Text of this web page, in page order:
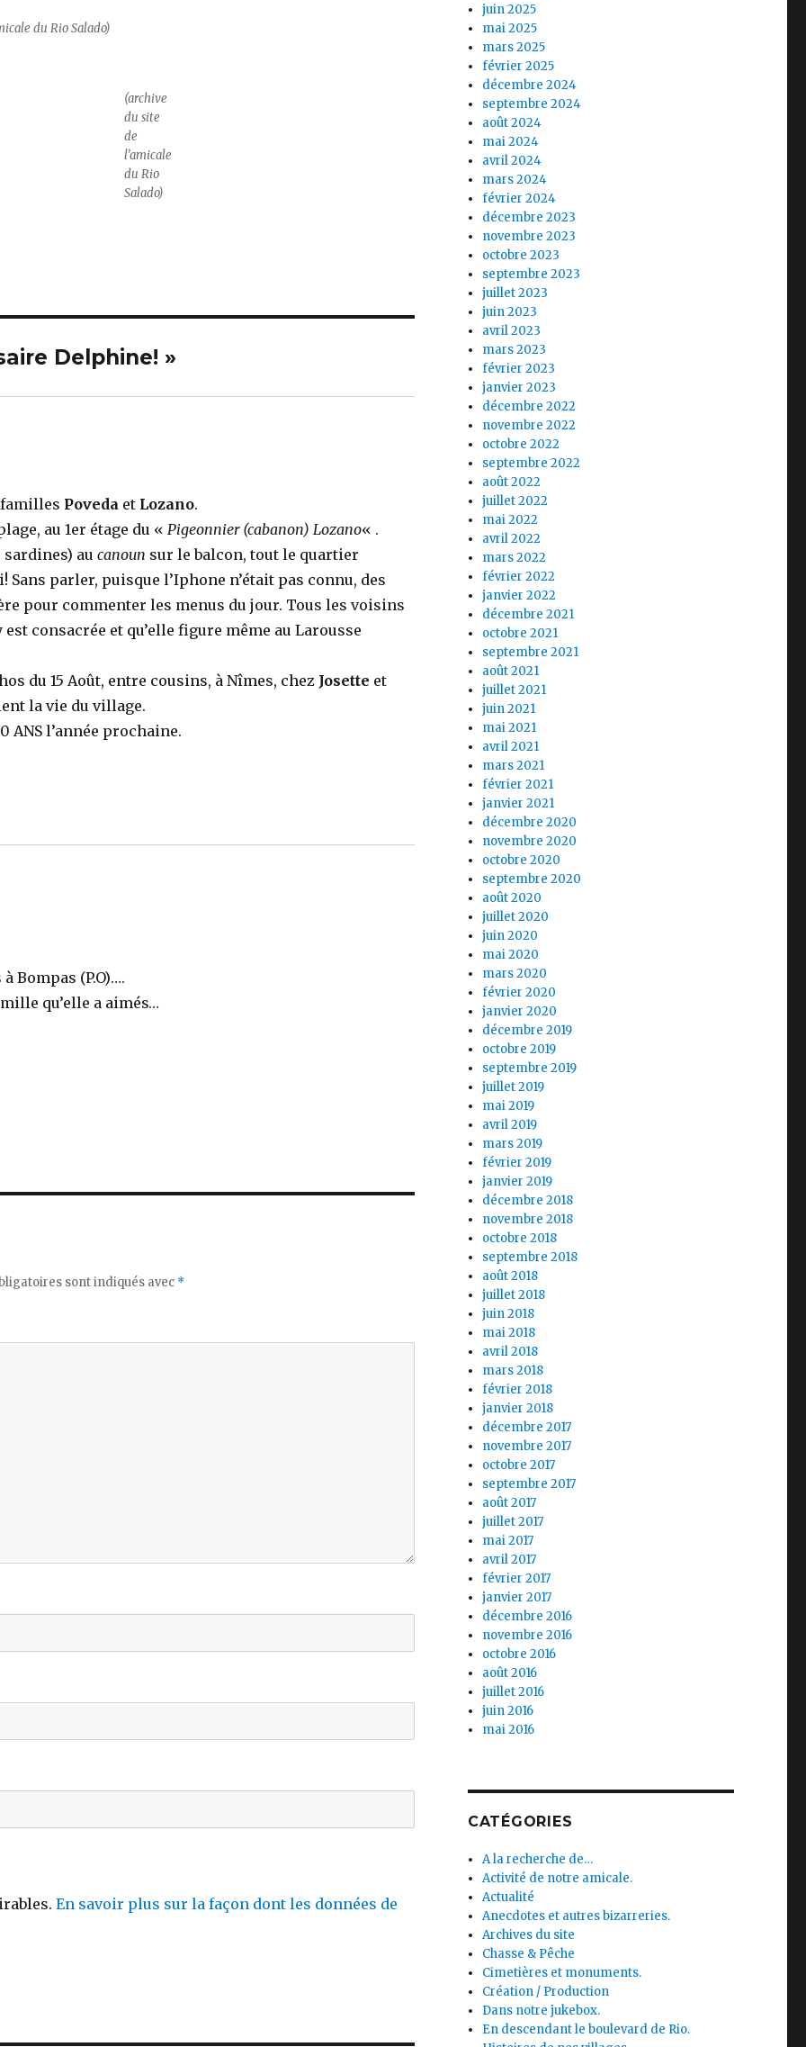
du Rio Salado)
(archive
du site
de
l’amicale
du Rio
Salado)
Delphine! »
familles Poveda et Lozano.
au 1er étage du «Pigeonnier (cabanon) Lozano« .
sardines) aucanoun sur le balcon, tout le quartier
parler, puisque l’Iphone n’était pas connu, des
pour commenter les menus du jour. Tous les voisins
consacrée et qu’elle figure même au Larousse
du 15 Août, entre cousins, à Nîmes, chez Josette et
la vie du village.
ANS l’année prochaine.
Bompas (P.O)….
qu’elle a aimés…
sont indiqués avec *
En savoir plus sur la façon dont les données de
juin 2025
mai 2025
mars 2025
février 2025
décembre 2024
septembre 2024
août 2024
mai 2024
avril 2024
mars 2024
février 2024
décembre 2023
novembre 2023
octobre 2023
septembre 2023
juillet 2023
juin 2023
avril 2023
mars 2023
février 2023
janvier 2023
décembre 2022
novembre 2022
octobre 2022
septembre 2022
août 2022
juillet 2022
mai 2022
avril 2022
mars 2022
février 2022
janvier 2022
décembre 2021
octobre 2021
septembre 2021
août 2021
juillet 2021
juin 2021
mai 2021
avril 2021
mars 2021
février 2021
janvier 2021
décembre 2020
novembre 2020
octobre 2020
septembre 2020
août 2020
juillet 2020
juin 2020
mai 2020
mars 2020
février 2020
janvier 2020
décembre 2019
octobre 2019
septembre 2019
juillet 2019
mai 2019
avril 2019
mars 2019
février 2019
janvier 2019
décembre 2018
novembre 2018
octobre 2018
septembre 2018
août 2018
juillet 2018
juin 2018
mai 2018
avril 2018
mars 2018
février 2018
janvier 2018
décembre 2017
novembre 2017
octobre 2017
septembre 2017
août 2017
juillet 2017
mai 2017
avril 2017
février 2017
janvier 2017
décembre 2016
novembre 2016
octobre 2016
août 2016
juillet 2016
juin 2016
mai 2016
CATÉGORIES
A la recherche de…
Activité de notre amicale.
Actualité
Anecdotes et autres bizarreries.
Archives du site
Chasse & Pêche
Cimetières et monuments.
Création / Production
Dans notre jukebox.
En descendant le boulevard de Rio.